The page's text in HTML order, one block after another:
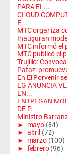
PARA EL...
CLOUD
E...
MTC organiza
Inauguran
MTC informó el
MTC publicó el
Trujillo:
Pataz:
En El Porvenir
LG ANUNCIA
EN...
ENTREGAN
DE P...
Ministro
► mayo (84)
► abril (72)
► marzo (100)
► febrero (96)